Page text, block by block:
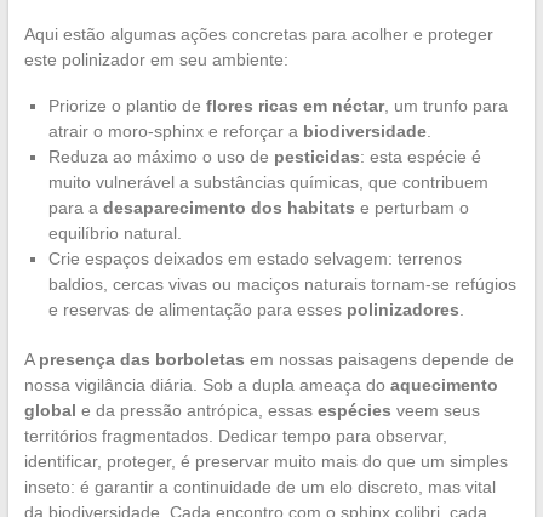
Aqui estão algumas ações concretas para acolher e proteger
este polinizador em seu ambiente:
Priorize o plantio de flores ricas em néctar, um trunfo para
atrair o moro-sphinx e reforçar a biodiversidade.
Reduza ao máximo o uso de pesticidas: esta espécie é
muito vulnerável a substâncias químicas, que contribuem
para a desaparecimento dos habitats e perturbam o
equilíbrio natural.
Crie espaços deixados em estado selvagem: terrenos
baldios, cercas vivas ou maciços naturais tornam-se refúgios
e reservas de alimentação para esses polinizadores
A presença das borboletas em nossas paisagens depende de
nossa vigilância diária. Sob a dupla ameaça do aquecimento
global e da pressão antrópica, essas espécies veem seus
territórios fragmentados. Dedicar tempo para observar,
identificar, proteger, é preservar muito mais do que um simples
inseto: é garantir a continuidade de um elo discreto, mas vital
da biodiversidade. Cada encontro com o sphinx colibri, cada